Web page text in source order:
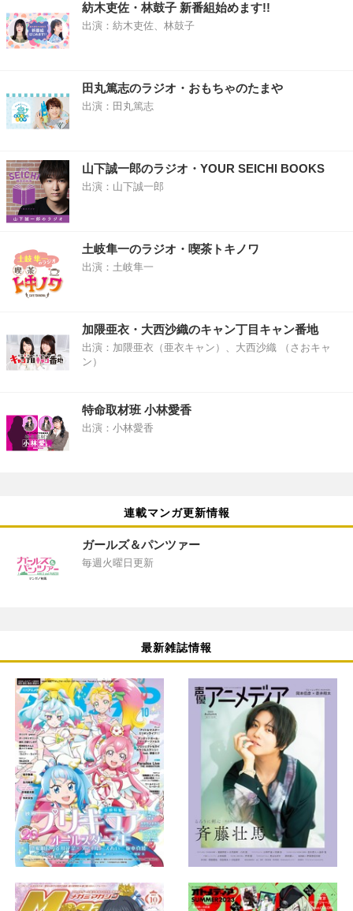
紡木吏佐・林鼓子 新番組始めます!!
出演：紡木吏佐、林鼓子
田丸篤志のラジオ・おもちゃのたまや
出演：田丸篤志
山下誠一郎のラジオ・YOUR SEICHI BOOKS
出演：山下誠一郎
土岐隼一のラジオ・喫茶トキノワ
出演：土岐隼一
加隈亜衣・大西沙織のキャン丁目キャン番地
出演：加隈亜衣（亜衣キャン）、大西沙織 （さおキャ
ン）
特命取材班 小林愛香
出演：小林愛香
連載マンガ更新情報
ガールズ＆パンツァー
毎週火曜日更新
最新雑誌情報